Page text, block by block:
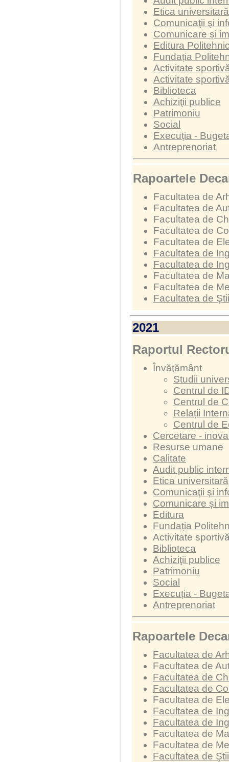
Etica universitară
Comunicaţii şi
Comunicare și
Editura
Fundația
Activitate
Activitate
Biblioteca
Achiziţii publice
Patrimoniu
Social
Execuția -
Antreprenoriat
Rapoartele
Facultatea de
Facultatea de
Facultatea de
Facultatea de
Facultatea de
Facultatea de
Facultatea de
Facultatea de
Facultatea de
Facultatea de
2021
Raportul
Învăţământ
Studii
Centrul de
Centrul de
Relații
Centrul de
Cercetare -
Resurse umane
Calitate
Audit public
Etica universitară
Comunicaţii şi
Comunicare și
Editura
Fundația
Activitate
Biblioteca
Achiziţii publice
Patrimoniu
Social
Execuția -
Antreprenoriat
Rapoartele
Facultatea de
Facultatea de
Facultatea de
Facultatea de
Facultatea de
Facultatea de
Facultatea de
Facultatea de
Facultatea de
Facultatea de